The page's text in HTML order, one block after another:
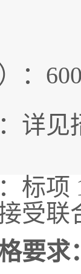
：
详见
标项
受联
要求